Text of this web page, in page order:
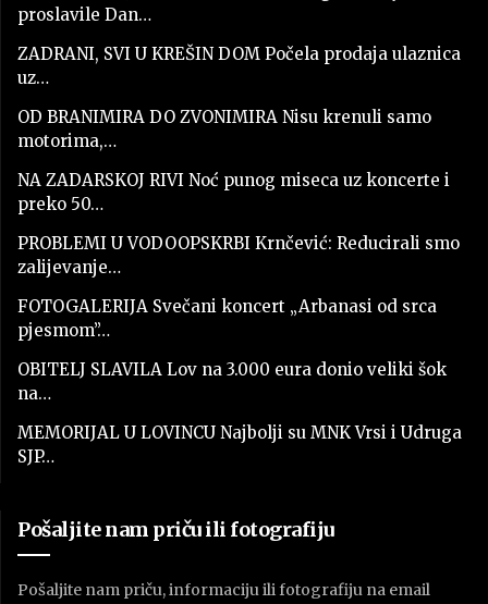
proslavile Dan…
ZADRANI, SVI U KREŠIN DOM Počela prodaja ulaznica
uz…
OD BRANIMIRA DO ZVONIMIRA Nisu krenuli samo
motorima,…
NA ZADARSKOJ RIVI Noć punog miseca uz koncerte i
preko 50…
PROBLEMI U VODOOPSKRBI Krnčević: Reducirali smo
zalijevanje…
FOTOGALERIJA Svečani koncert „Arbanasi od srca
pjesmom”…
OBITELJ SLAVILA Lov na 3.000 eura donio veliki šok
na…
MEMORIJAL U LOVINCU Najbolji su MNK Vrsi i Udruga
SJP…
Pošaljite nam priču ili fotografiju
Pošaljite nam priču, informaciju ili fotografiju na email